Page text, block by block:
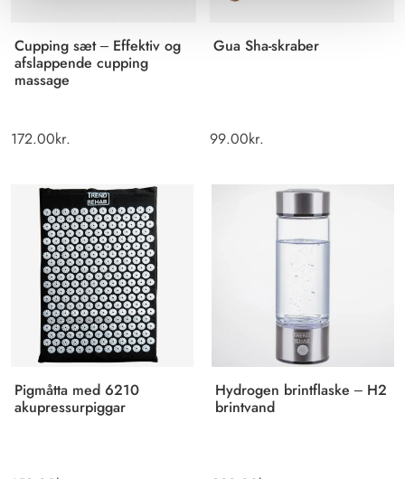
Cupping sæt – Effektiv og
afslappende cupping
massage
172.00kr.
Gua Sha-skraber
99.00kr.
Pigmåtta med 6210
akupressurpiggar
Hydrogen brintflaske – H2
brintvand